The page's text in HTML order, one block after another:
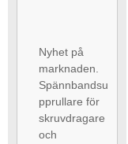
Nyhet på
marknaden.
Spännbandsu
pprullare för
skruvdragare
och